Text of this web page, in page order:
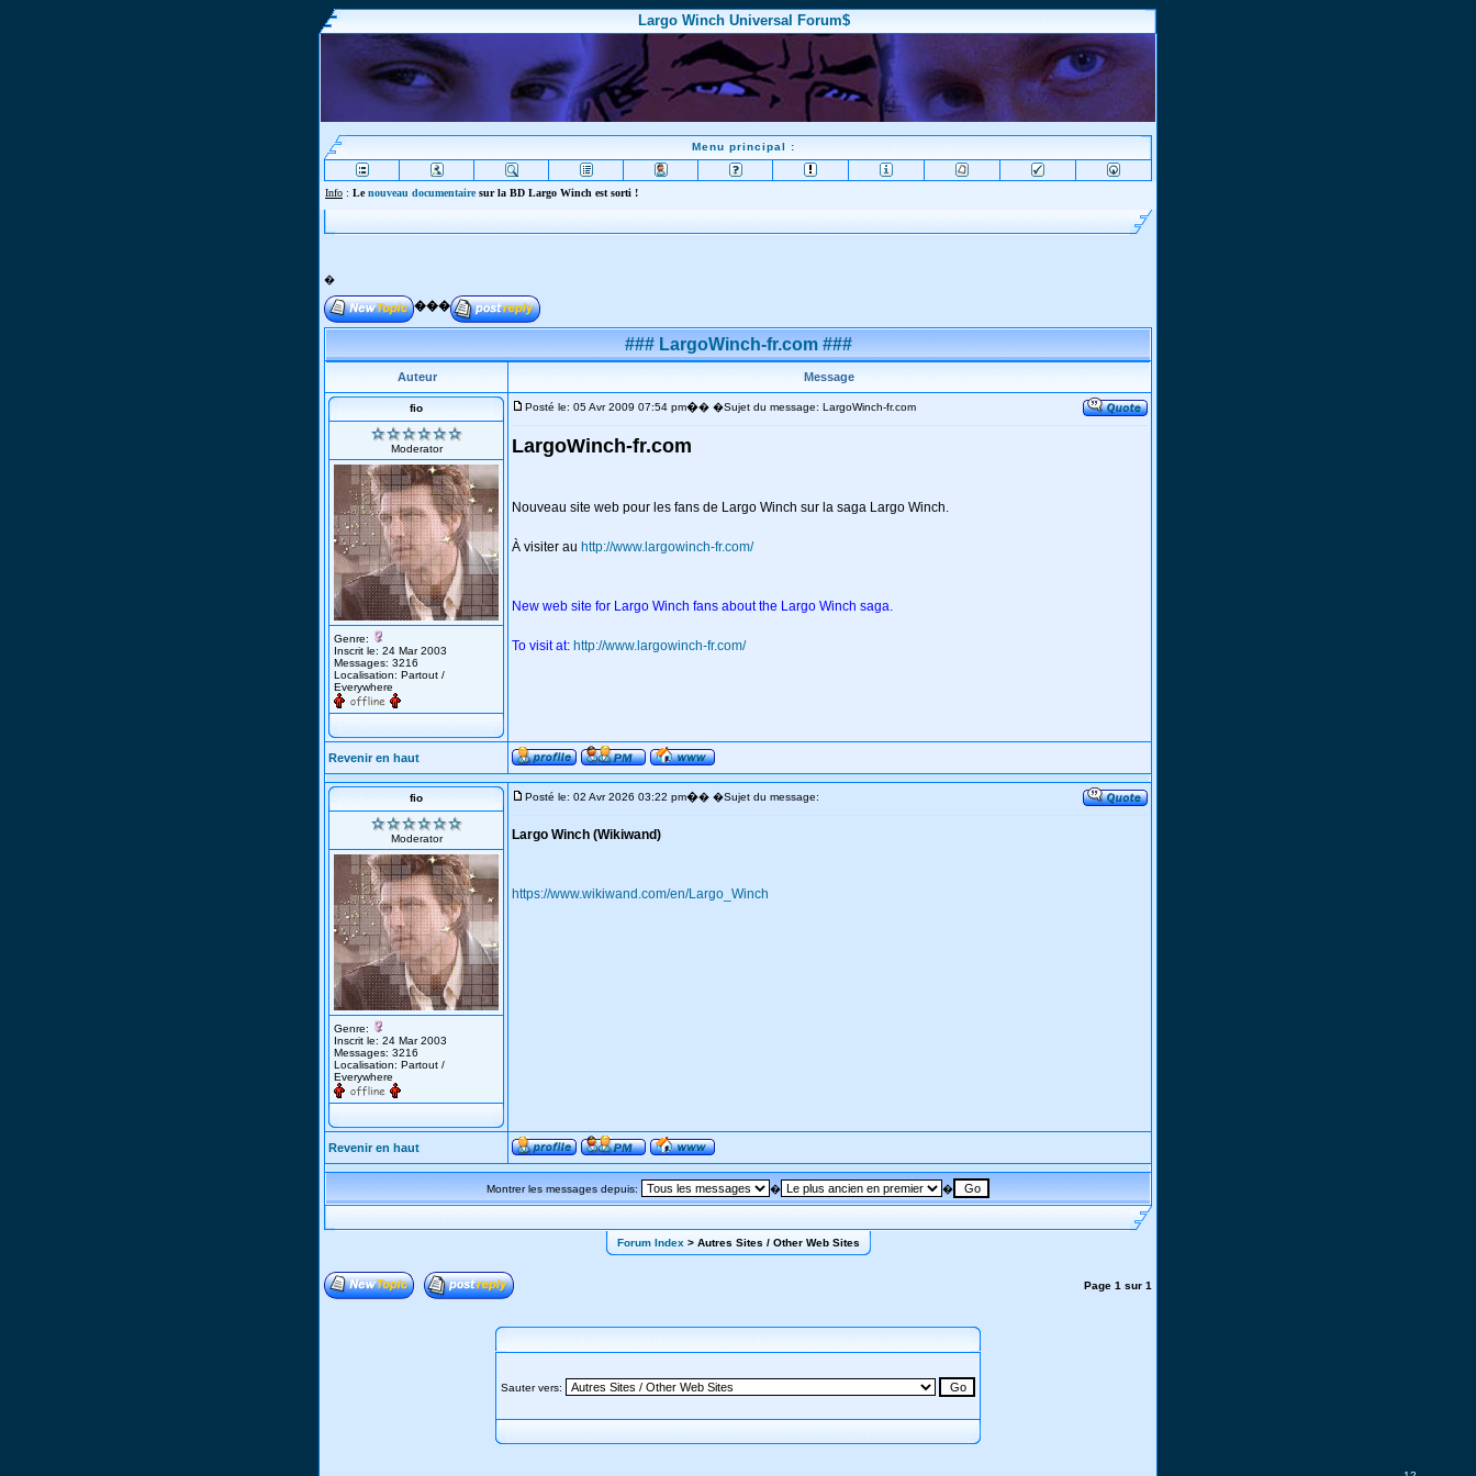
Largo Winch Universal Forum$
Menu principal :
Info : Lenouveau documentairesur la BD Largo Winch est sorti !
�
���
### LargoWinch-fr.com ###
Auteur Message
fio
Moderator
Genre:
Inscrit le: 24 Mar 2003
Messages: 3216
Localisation: Partout /
Everywhere
Posté le: 05 Avr 2009 07:54 pm�� �Sujet du message: LargoWinch-fr.com
LargoWinch-fr.com
Nouveau site web pour les fans de Largo Winch sur la saga Largo Winch.
À visiter au http://www.largowinch-fr.com/
New web site for Largo Winch fans about the Largo Winch saga.
To visit at: http://www.largowinch-fr.com/
Revenir en haut
fio
Moderator
Genre:
Inscrit le: 24 Mar 2003
Messages: 3216
Localisation: Partout /
Everywhere
Posté le: 02 Avr 2026 03:22 pm�� �Sujet du message:
Largo Winch (Wikiwand)
https://www.wikiwand.com/en/Largo_Winch
Revenir en haut
Montrer les messages depuis: � �
Forum Index> Autres Sites / Other Web Sites
Page 1 sur 1
Sauter vers: